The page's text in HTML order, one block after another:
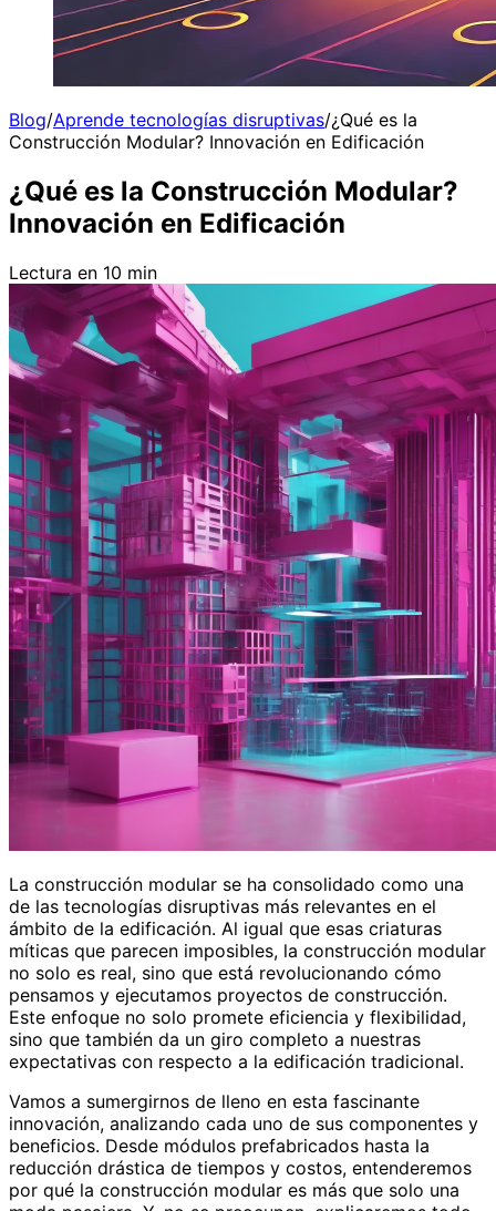
Blog/Aprende tecnologías disruptivas/¿Qué es la
Construcción Modular? Innovación en Edificación
¿Qué es la Construcción Modular?
Innovación en Edificación
Lectura en 10 min
La construcción modular se ha consolidado como una
de las tecnologías disruptivas más relevantes en el
ámbito de la edificación. Al igual que esas criaturas
míticas que parecen imposibles, la construcción modular
no solo es real, sino que está revolucionando cómo
pensamos y ejecutamos proyectos de construcción.
Este enfoque no solo promete eficiencia y flexibilidad,
sino que también da un giro completo a nuestras
expectativas con respecto a la edificación tradicional.
Vamos a sumergirnos de lleno en esta fascinante
innovación, analizando cada uno de sus componentes y
beneficios. Desde módulos prefabricados hasta la
reducción drástica de tiempos y costos, entenderemos
por qué la construcción modular es más que solo una